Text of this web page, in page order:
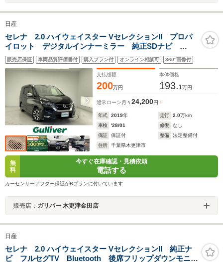
日産
セレナ 2.0 ハイウェイスター VセレクションII プロパ
イロット デジタルインナーミラー 純正SDナビ
Bluetooth CD DVD フルセグ 全方位カメラ
ETC 社外ドライブレコーダー 社外フロアマット 両
側パワースライドドア フォグライト
販売店保証 車両品質評価書付 購入プラン付 オンライン相談可 360°画像付
支払総額
200万円
本体価格
193. 1万円
通常ローン 月々24,200円
年式 2019年 走行 2.0万km
車検
'28/01 修復
なし
保証
保証付 整備
法定整備付
住所
千葉県木更津市
無
料
今すぐ在庫確認・見積依頼
電話する
カーセンサーアフター保証がBプランに付いています
販売店： ガリバー 木更津金田店
日産
セレナ 2.0 ハイウェイスター VセレクションII 純正ナ
ビ フルセグTV Bluetooth 後席フリップダウンモニタ